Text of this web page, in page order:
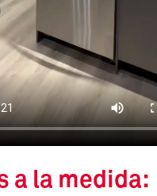
a la medida: